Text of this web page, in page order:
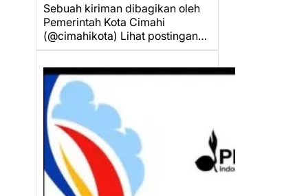
Sebuah kiriman dibagikan oleh
Pemerintah Kota Cimahi
(@cimahikota) Lihat postingan…